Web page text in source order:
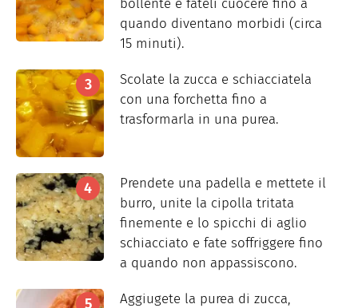
bollente e fateli cuocere fino a
quando diventano morbidi (circa
15 minuti).
Scolate la zucca e schiacciatela
con una forchetta fino a
trasformarla in una purea.
Prendete una padella e mettete il
burro, unite la cipolla tritata
finemente e lo spicchi di aglio
schiacciato e fate soffriggere fino
a quando non appassiscono.
Aggiugete la purea di zucca,